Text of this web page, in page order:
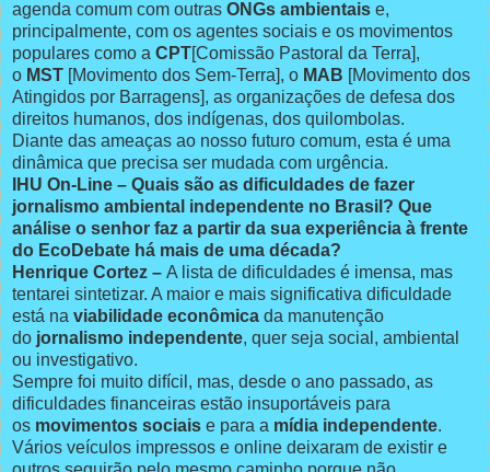
agenda comum com outras ONGs ambientais e,
principalmente, com os agentes sociais e os movimentos
populares como a CPT[Comissão Pastoral da Terra],
o MST [Movimento dos Sem-Terra], o MAB [Movimento dos
Atingidos por Barragens], as organizações de defesa dos
direitos humanos, dos indígenas, dos quilombolas.
Diante das ameaças ao nosso futuro comum, esta é uma
dinâmica que precisa ser mudada com urgência.
IHU On-Line – Quais são as dificuldades de fazer
jornalismo ambiental independente no Brasil? Que
análise o senhor faz a partir da sua experiência à frente
do EcoDebate há mais de uma década?
Henrique Cortez – A lista de dificuldades é imensa, mas
tentarei sintetizar. A maior e mais significativa dificuldade
está na viabilidade econômica da manutenção
do jornalismo independente, quer seja social, ambiental
ou investigativo.
Sempre foi muito difícil, mas, desde o ano passado, as
dificuldades financeiras estão insuportáveis para
os movimentos sociais e para a mídia independente.
Vários veículos impressos e online deixaram de existir e